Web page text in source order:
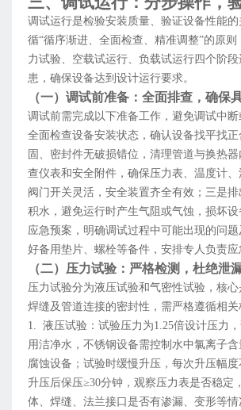
调试运行是检验安装质量、验证设备性能
循“循序渐进、全面检查、精准调整”的原
力试验、空载试运行、负载试运行四个阶
患，确保设备达到设计运行要求。
（一）调试前准备：全面排查，确保
调试前需完成以下准备工作，避免调试中
全面检查设备安装状态，确认设备找平找
固、密封件无破损错位，清理管道与换热
查仪表和安全附件，确保压力表、温度计、
阀门开关灵活，安全装置齐全有效；三是
积水，避免运行时产生气阻或气蚀，损坏
应急预案，明确调试过程中可能出现的问
好备用垫片、螺栓等备件，安排专人负责应
（二）压力试验：严格检测，杜绝泄
压力试验分为液压试验和气密性试验，核心
焊缝及管道连接的密封性，需严格遵循相关
1. 液压试验：试验压力为1.25倍设计压力
用洁净水，不锈钢设备需控制水中氯离子含
腐蚀设备；试验时缓慢升压，每次升压幅度
升压后保压≥30分钟，观察压力表是否稳定
体、焊缝、法兰接口是否有渗漏、变形等情